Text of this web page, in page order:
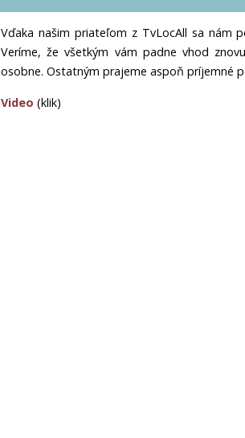
Vďaka našim priateľom z TvLocAll sa nám
Veríme, že všetkým vám padne vhod
osobne. Ostatným prajeme aspoň príjemné
Video (klik)